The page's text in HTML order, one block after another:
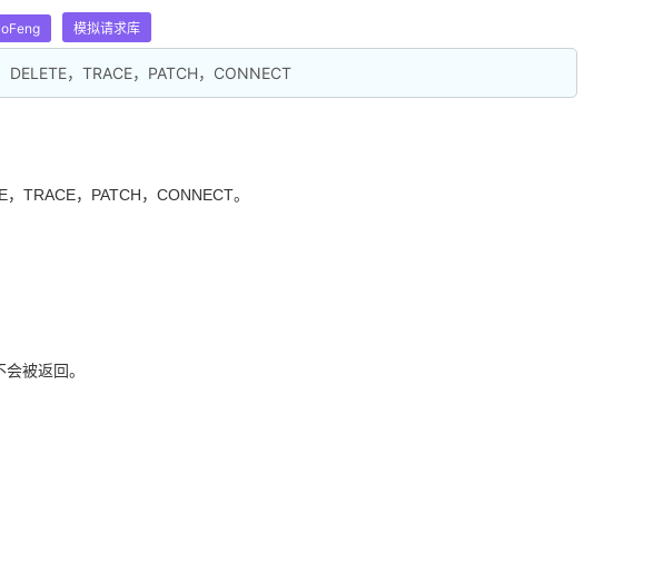
模拟请求库
，TRACE，PATCH，CONNECT
TRACE，PATCH，CONNECT。
被返回。